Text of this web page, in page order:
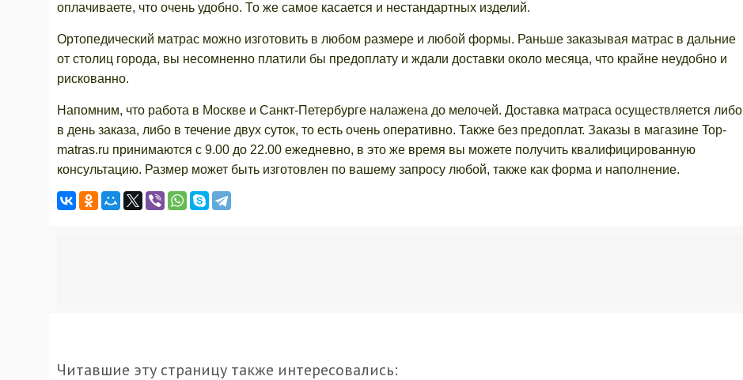
оплачиваете, что очень удобно. То же самое касается и нестандартных изделий.
Ортопедический матрас можно изготовить в любом размере и любой формы. Раньше заказывая матрас в дальние
от столиц города, вы несомненно платили бы предоплату и ждали доставки около месяца, что крайне неудобно и
рискованно.
Напомним, что работа в Москве и Санкт-Петербурге налажена до мелочей. Доставка матраса осуществляется либо
в день заказа, либо в течение двух суток, то есть очень оперативно. Также без предоплат. Заказы в магазине Top-
matras.ru принимаются с 9.00 до 22.00 ежедневно, в это же время вы можете получить квалифицированную
консультацию. Размер может быть изготовлен по вашему запросу любой, также как форма и наполнение.
Читавшие эту страницу также интересовались: